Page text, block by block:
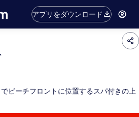
アプリをダウンロード
ビーチフロントに位置するスパ付きの上